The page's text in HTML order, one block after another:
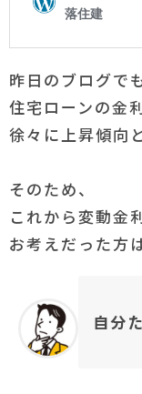
昨日のブログで
住宅ローンの金
徐々に上昇傾向
そのため、
これから変動金
お考えだった方
自分